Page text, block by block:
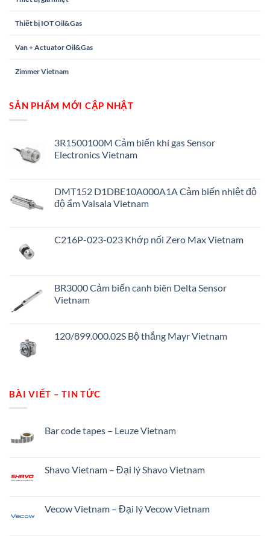
Thiết bị IOT Oil&Gas
Van + Actuator Oil&Gas
Zimmer Vietnam
SẢN PHẨM MỚI CẬP NHẬT
3R1500100M Cảm biến khí gas Sensor
Electronics Vietnam
DMT152 D1DBE10A000A1A Cảm biến nhiệt độ
độ ẩm Vaisala Vietnam
C216P-023-023 Khớp nối Zero Max Vietnam
BR3000 Cảm biến canh biên Delta Sensor
Vietnam
120/899.000.02S Bộ thắng Mayr Vietnam
BÀI VIẾT – TIN TỨC
Bar code tapes – Leuze Vietnam
Shavo Vietnam – Đại lý Shavo Vietnam
Vecow Vietnam – Đại lý Vecow Vietnam